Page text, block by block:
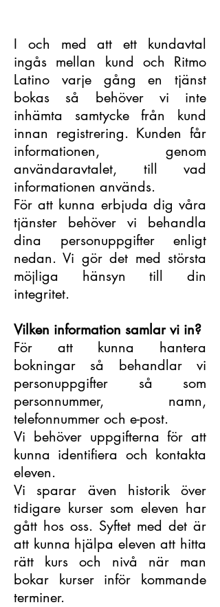
I och med att ett kundavtal
ingås mellan kund och Ritmo
Latino varje gång en tjänst
bokas så behöver vi inte
inhämta samtycke från kund
innan registrering. Kunden får
informationen, genom
användaravtalet, till vad
informationen används.
För att kunna erbjuda dig våra
tjänster behöver vi behandla
dina personuppgifter enligt
nedan. Vi gör det med största
möjliga hänsyn till din
integritet.
Vilken information samlar vi in?
För att kunna hantera
bokningar så behandlar vi
personuppgifter så som
personnummer, namn,
telefonnummer och e-post.
Vi behöver uppgifterna för att
kunna identifiera och kontakta
eleven.
Vi sparar även historik över
tidigare kurser som eleven har
gått hos oss. Syftet med det är
att kunna hjälpa eleven att hitta
rätt kurs och nivå när man
bokar kurser inför kommande
terminer.